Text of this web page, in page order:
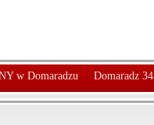
w Domaradzu Domaradz